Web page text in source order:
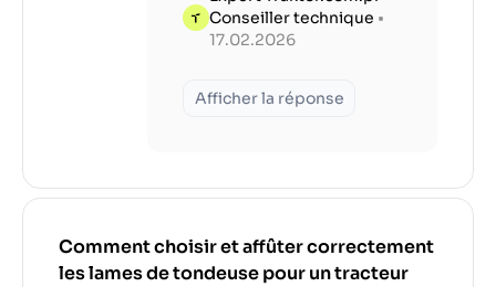
Conseiller technique •
17.02.2026
Afficher la réponse
Comment choisir et affûter correctement
les lames de tondeuse pour un tracteur